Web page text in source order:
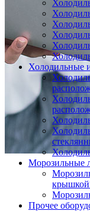
Холодильные
Морозильные
Прочее